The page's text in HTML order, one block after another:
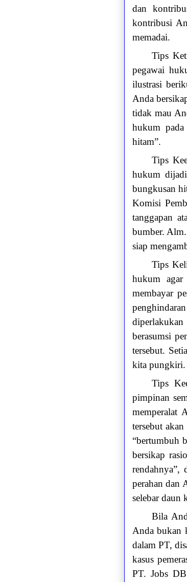
dan
kontribusi
memadai.
Tips
pegawai
ilustrasi
Anda
tidak mau
hukum pada
hitam”.
Tips
hukum
bungkusan
Komisi
tanggapan
bumber.
siap
Tips
hukum agar
membayar
diperlakukan
berasumsi
tersebut.
kita pungkiri.
Tips
pimpinan
memperalat
tersebut
“bertumbuh
bersikap
rendahnya”,
perahan dan
selebar daun
Bila
Anda bukan
dalam PT,
kasus
PT. Jobs